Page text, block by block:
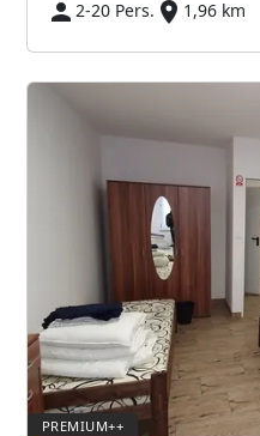
2-20 Pers.
1,96 km